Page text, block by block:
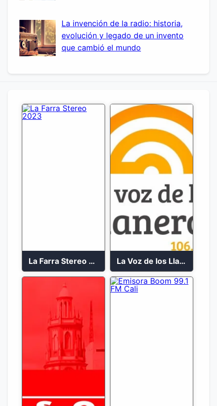
La invención de la radio: historia,
evolución y legado de un invento
que cambió el mundo
La Farra Stereo 2023 La Voz de los Llaneros en vivo 106.3 FM